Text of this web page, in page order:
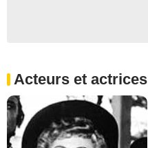
Acteurs et actrices